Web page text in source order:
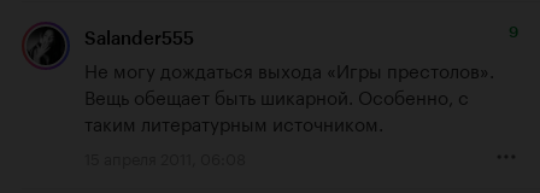
Salander555 9
Не могу дождаться выхода «Игры престолов».
Вещь обещает быть шикарной. Особенно, с
таким литературным источником.